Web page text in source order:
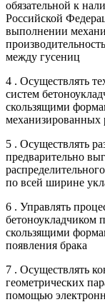
обязательной к
Российской
выполнении
между гусениц
4 . Осуществлять
систем
скользящими
механизированных
5 . Осуществлять
предварительно
по всей ширине
6 . Управлять
бетоноукладчиком
скользящими
появления брака
7 . Осуществлять
геометрических
помощью